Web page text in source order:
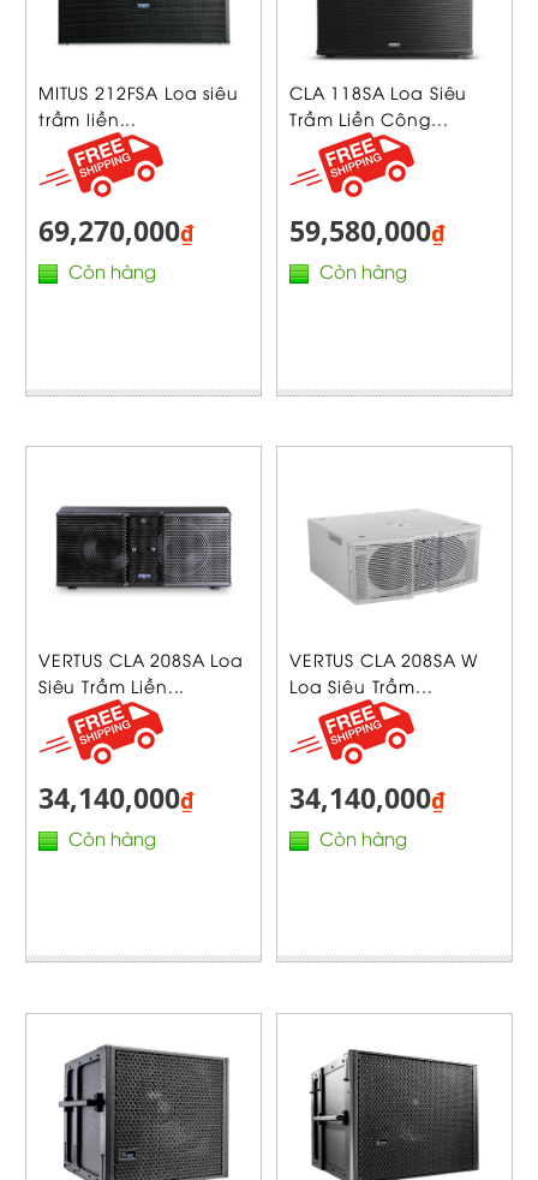
MITUS 212FSA Loa siêu
trầm liền...
69,270,000₫
Còn hàng
CLA 118SA Loa Siêu
Trầm Liền Công...
59,580,000₫
Còn hàng
VERTUS CLA 208SA Loa
Siêu Trầm Liền...
34,140,000₫
Còn hàng
VERTUS CLA 208SA W
Loa Siêu Trầm...
34,140,000₫
Còn hàng